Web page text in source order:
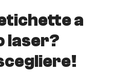
a
laser?